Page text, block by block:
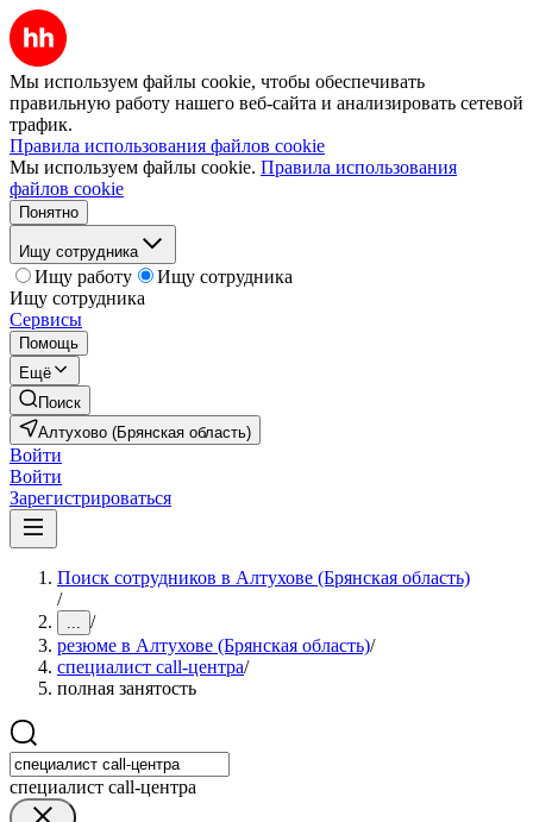
Мы используем файлы cookie, чтобы обеспечивать
правильную работу нашего веб-сайта и анализировать сетевой
трафик.
Правила использования файлов cookie
Мы используем файлы cookie. Правила использования
файлов cookie
Понятно
Ищу сотрудника
Ищу работу
Ищу сотрудника
Ищу сотрудника
Сервисы
Помощь
Ещё
Поиск
Алтухово (Брянская область)
Войти
Войти
Зарегистрироваться
Поиск сотрудников в Алтухове (Брянская область)
/
... /
резюме в Алтухове (Брянская область)/
специалист call-центра/
полная занятость
специалист call-центра